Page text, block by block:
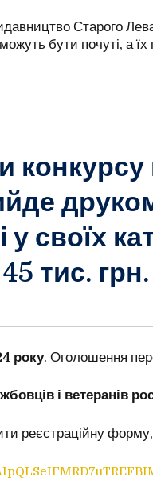
Старого
бути почуті, а
у своїх
тис. грн.
року. Оголошення
і ветеранів
реєстраційну